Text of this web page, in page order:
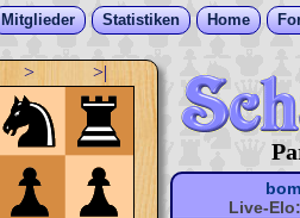
Mitglieder Statistiken Home
> >|
Live-Elo: